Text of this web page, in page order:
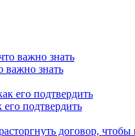
знать
подтвердить